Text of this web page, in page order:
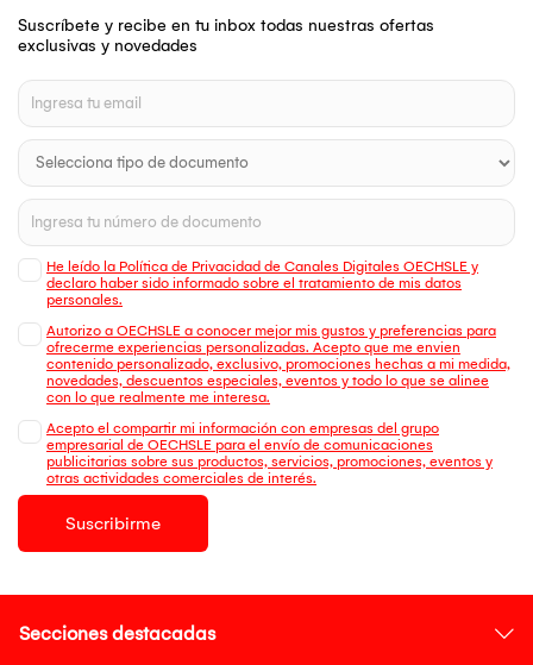
Suscríbete y recibe en tu inbox todas nuestras ofertas
exclusivas y novedades
He leído la Política de Privacidad de Canales Digitales OECHSLE y
declaro haber sido informado sobre el tratamiento de mis datos
personales.
Autorizo a OECHSLE a conocer mejor mis gustos y preferencias para
ofrecerme experiencias personalizadas. Acepto que me envien
contenido personalizado, exclusivo, promociones hechas a mi medida,
novedades, descuentos especiales, eventos y todo lo que se alinee
con lo que realmente me interesa.
Acepto el compartir mi información con empresas del grupo
empresarial de OECHSLE para el envío de comunicaciones
publicitarias sobre sus productos, servicios, promociones, eventos y
otras actividades comerciales de interés.
Suscribirme
Secciones destacadas